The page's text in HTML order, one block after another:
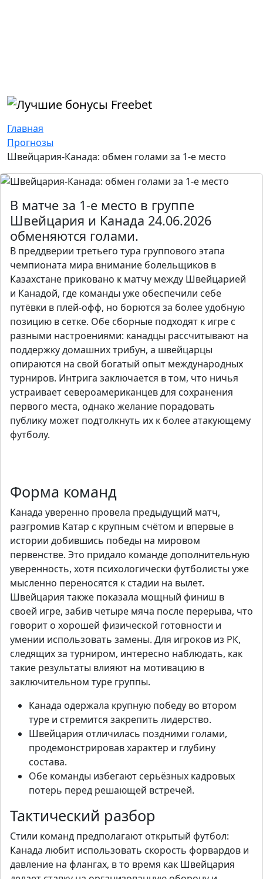
Главная
Прогнозы
Швейцария-Канада: обмен голами за 1-е место
В матче за 1-е место в группе
Швейцария и Канада 24.06.2026
обменяются голами.
В преддверии третьего тура группового этапа
чемпионата мира внимание болельщиков в
Казахстане приковано к матчу между Швейцарией
и Канадой, где команды уже обеспечили себе
путёвки в плей-офф, но борются за более удобную
позицию в сетке. Обе сборные подходят к игре с
разными настроениями: канадцы рассчитывают на
поддержку домашних трибун, а швейцарцы
опираются на свой богатый опыт международных
турниров. Интрига заключается в том, что ничья
устраивает североамериканцев для сохранения
первого места, однако желание порадовать
публику может подтолкнуть их к более атакующему
футболу.
Форма команд
Канада уверенно провела предыдущий матч,
разгромив Катар с крупным счётом и впервые в
истории добившись победы на мировом
первенстве. Это придало команде дополнительную
уверенность, хотя психологически футболисты уже
мысленно переносятся к стадии на вылет.
Швейцария также показала мощный финиш в
своей игре, забив четыре мяча после перерыва, что
говорит о хорошей физической готовности и
умении использовать замены. Для игроков из РК,
следящих за турниром, интересно наблюдать, как
такие результаты влияют на мотивацию в
заключительном туре группы.
Канада одержала крупную победу во втором
туре и стремится закрепить лидерство.
Швейцария отличилась поздними голами,
продемонстрировав характер и глубину
состава.
Обе команды избегают серьёзных кадровых
потерь перед решающей встречей.
Тактический разбор
Стили команд предполагают открытый футбол:
Канада любит использовать скорость форвардов и
давление на флангах, в то время как Швейцария